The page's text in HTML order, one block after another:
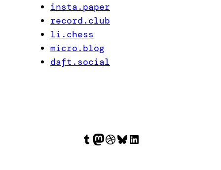
insta.paper
record.club
li.chess
micro.blog
daft.social
Tumblr Mastodon Dribbble Bluesky LinkedIn